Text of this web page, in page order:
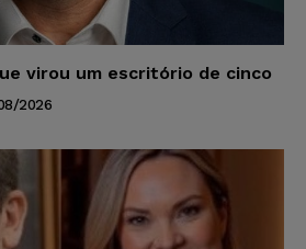
virou um escritório de cinco
2026